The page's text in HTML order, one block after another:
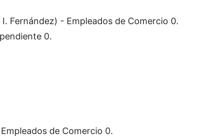
Fernández) - Empleados de Comercio 0.
0.
de Comercio 0.